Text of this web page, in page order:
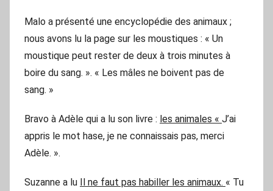
Malo a présenté une encyclopédie des animaux ;
nous avons lu la page sur les moustiques : « Un
moustique peut rester de deux à trois minutes à
boire du sang. ». « Les mâles ne boivent pas de
sang. »
Bravo à Adèle qui a lu son livre : les animales « J’ai
appris le mot hase, je ne connaissais pas, merci
Adèle. ».
Suzanne a lu Il ne faut pas habiller les animaux. « Tu